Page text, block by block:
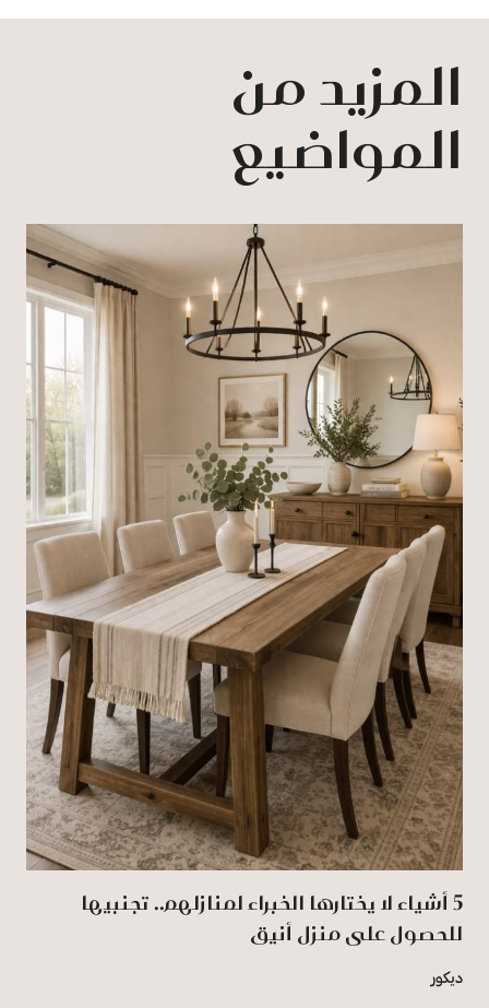
المزيد من
المواضيع
5 أشياء لا يختارها الخبراء لمنازلهم.. تجنبيها
للحصول على منزل أنيق
ديكور